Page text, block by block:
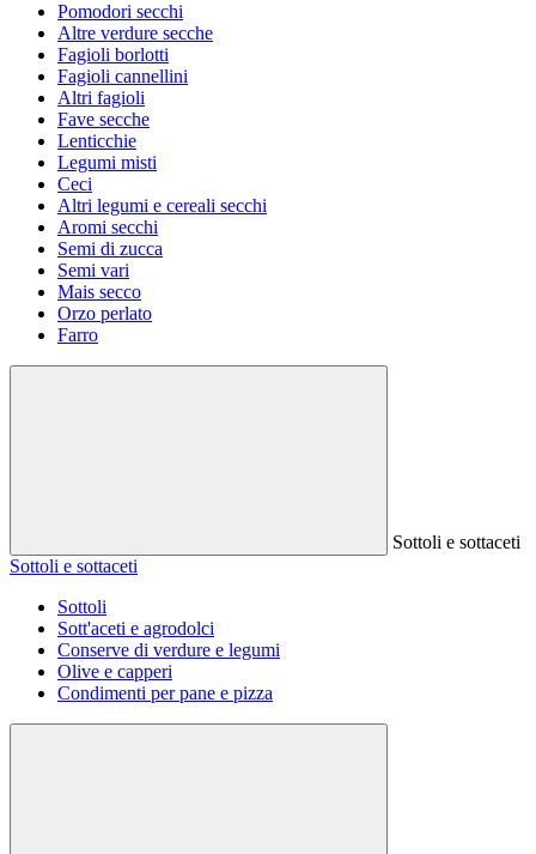
Pomodori secchi
Altre verdure secche
Fagioli borlotti
Fagioli cannellini
Altri fagioli
Fave secche
Lenticchie
Legumi misti
Ceci
Altri legumi e cereali secchi
Aromi secchi
Semi di zucca
Semi vari
Mais secco
Orzo perlato
Farro
Sottoli e sottaceti
Sottoli e sottaceti
Sottoli
Sott'aceti e agrodolci
Conserve di verdure e legumi
Olive e capperi
Condimenti per pane e pizza